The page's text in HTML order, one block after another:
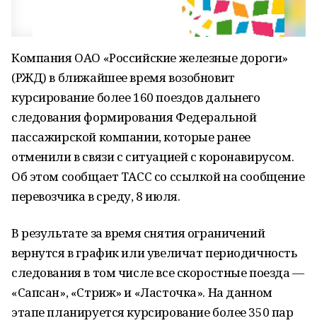
Компания ОАО «Российские железные дороги»
(РЖД) в ближайшее время возобновит
курсирование более 160 поездов дальнего
следования формирования Федеральной
пассажирской компании, которые ранее
отменили в связи с ситуацией с коронавирусом.
Об этом сообщает ТАСС со ссылкой на сообщение
перевозчика в среду, 8 июля.
В результате за время снятия ограничений
вернутся в график или увеличат периодичность
следования в том числе все скоростные поезда —
«Сапсан», «Стриж» и «Ласточка». На данном
этапе планируется курсирование более 350 пар